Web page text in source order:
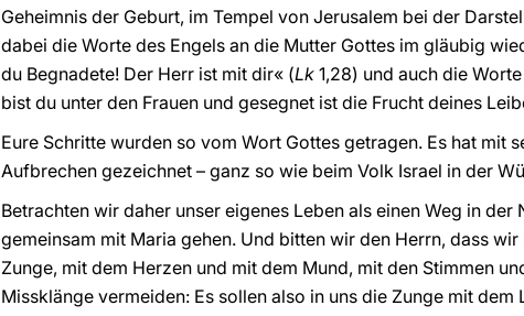
Geheimnis der Geburt, im Tempel von Jerusalem bei der
dabei die Worte des Engels an die Mutter Gottes im gläubig
du Begnadete! Der Herr ist mit dir« (Lk 1,28) und auch die
bist du unter den Frauen und gesegnet ist die Frucht deines
Eure Schritte wurden so vom Wort Gottes getragen. Es hat mit
Aufbrechen gezeichnet – ganz so wie beim Volk Israel in der
Betrachten wir daher unser eigenes Leben als einen Weg in
gemeinsam mit Maria gehen. Und bitten wir den Herrn, dass
Zunge, mit dem Herzen und mit dem Mund, mit den Stimmen
Missklänge vermeiden: Es sollen also in uns die Zunge mit